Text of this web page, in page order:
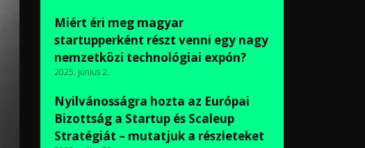
Miért éri meg magyar
startupperként részt venni egy nagy
nemzetközi technológiai expón?
2025. június 2.
Nyilvánosságra hozta az Európai
Bizottság a Startup és Scaleup
Stratégiát – mutatjuk a részleteket